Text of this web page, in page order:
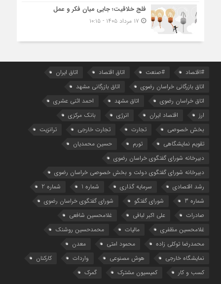
فلج خلاقیت؛ جایی میان فکر و عمل
#اقتصاد #صنعت اتاق اقتصاد
اتاق ایران
اتاق بازرگانی خراسان رضوی
اتاق بازرگانی مشهد
اتاق خراسان رضوی
اتاق مشهد
احمد اثنی عشری
ارز
اقتصاد ایران انرژی
بانک مرکزی
بخش خصوصی
تجارت تجارت خارجی
ترانزیت
تقویم نمایشگاهی
تورم
حسین محمدیان
دبیرخانه شورای گفتگوی خراسان رضوی
دبیرخانه شورای گفتگوی دولت و بخش خصوصی خراسان رضوی
رشد اقتصادی
سرمایه گذاری شماره 1
شماره 2
شماره 3
شورای گفتگو
شورای گفتگوی خراسان رضوی
صادرات
علی اکبر لبافی
غلامحسین شافعی
غلامحسین مظفری
مالیات
محمدحسین روشنک
محمدرضا توکلی زاده
محمود امتی
معدن
نمایشگاه خارجی
هوش مصنوعی واردات
کارکنان
کسب و کار
کمیسیون مشترک گمرک